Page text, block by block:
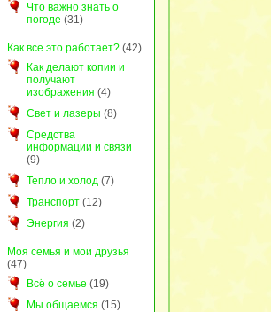
Что важно знать о
погоде (31)
Как все это работает?(42)
Как делают копии и
получают
изображения (4)
Свет и лазеры (8)
Средства
информации и связи
(9)
Тепло и холод(7)
Транспорт(12)
Энергия (2)
Моя семья и мои друзья
(47)
Всё о семье (19)
Мы общаемся (15)